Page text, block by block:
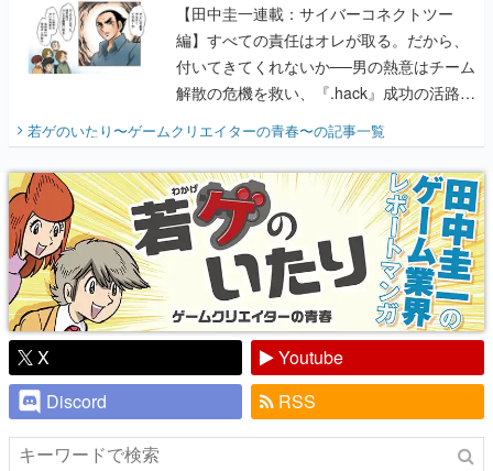
【田中圭一連載：サイバーコネクトツー
編】すべての責任はオレが取る。だから、
付いてきてくれないか──男の熱意はチーム
解散の危機を救い、『.hack』成功の活路を
『少年ジャンプ』色だった【若ゲのいた
り】
若ゲのいたり〜ゲームクリエイターの青春〜の記事一覧
X
Youtube
Discord
RSS